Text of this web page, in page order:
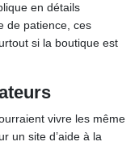
en détails
de patience, ces
si la boutique est
vivre les même
un site d’aide à la